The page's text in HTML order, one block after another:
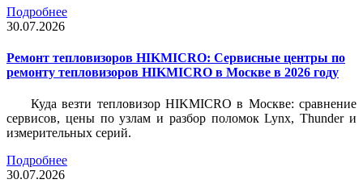
Подробнее
30.07.2026
Ремонт тепловизоров HIKMICRO: Сервисные центры по
ремонту тепловизоров HIKMICRO в Москве в 2026 году
Куда везти тепловизор HIKMICRO в Москве: сравнение
сервисов, цены по узлам и разбор поломок Lynx, Thunder и
измерительных серий.
Подробнее
30.07.2026